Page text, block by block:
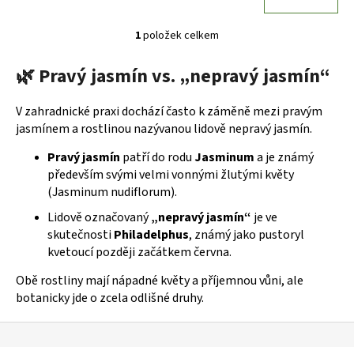
O
d
a
c
í
p
r
v
k
y
v
ý
p
i
1položek celkem
🌿 Pravý jasmín vs. „nepravý jasmín“
V zahradnické praxi dochází často k záměně mezi pravým
jasmínem a rostlinou nazývanou lidově nepravý jasmín.
Pravý jasmín patří do roduJasminuma je známý
především svými velmi vonnými žlutými květy
(Jasminum nudiflorum).
Lidově označovaný„nepravý jasmín“ je ve
skutečnostiPhiladelphus, známý jako pustoryl
kvetoucí později začátkem června.
Obě rostliny mají nápadné květy a příjemnou vůni, ale
botanicky jde o zcela odlišné druhy.
Z